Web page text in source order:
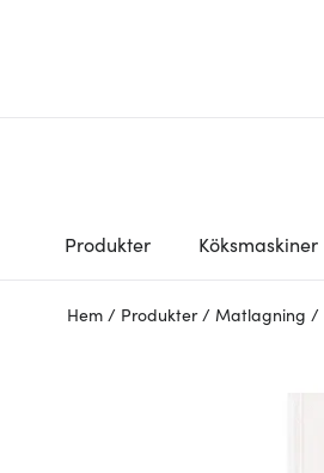
Produkter Köksmaskiner
Hem / Produkter / Matlagning /